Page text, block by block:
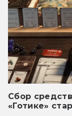
Сбор
«Готике»